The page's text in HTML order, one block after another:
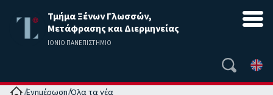
Τμήμα Ξένων Γλωσσών,
Μετάφρασης και Διερμηνείας
ΙΟΝΙΟ ΠΑΝΕΠΙΣΤΗΜΙΟ
Αρχική